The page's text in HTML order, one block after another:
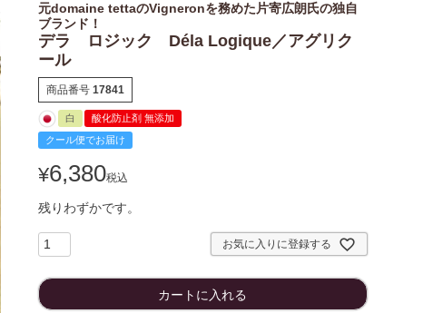
元domaine tettaのVigneronを務めた片寄広朗氏の独自
ブランド！
デラ ロジック Déla Logique／アグリク
ール
商品番号 17841
白
酸化防止剤 無添加
クール便でお届け
¥6,380税込
残りわずかです。
お気に入りに登録する
カートに入れる